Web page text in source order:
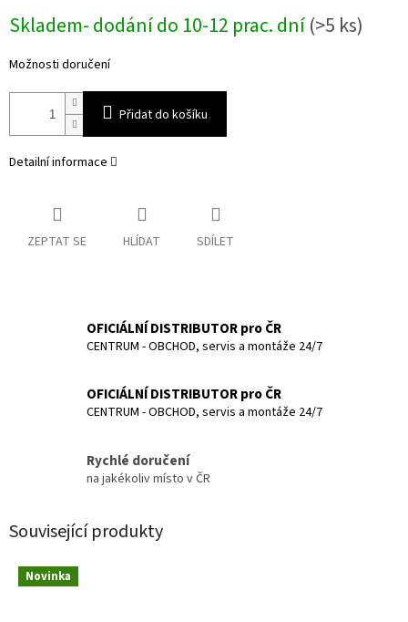
cena:
Skladem- dodání do 10-12 prac. dní(>5 ks)
Možnosti doručení
Přidat do košíku
Detailní informace
ZEPTAT SE HLÍDAT SDÍLET
OFICIÁLNÍ DISTRIBUTOR pro ČR
CENTRUM - OBCHOD, servis a montáže 24/7
OFICIÁLNÍ DISTRIBUTOR pro ČR
CENTRUM - OBCHOD, servis a montáže 24/7
Rychlé doručení
na jakékoliv místo v ČR
Související produkty
Novinka